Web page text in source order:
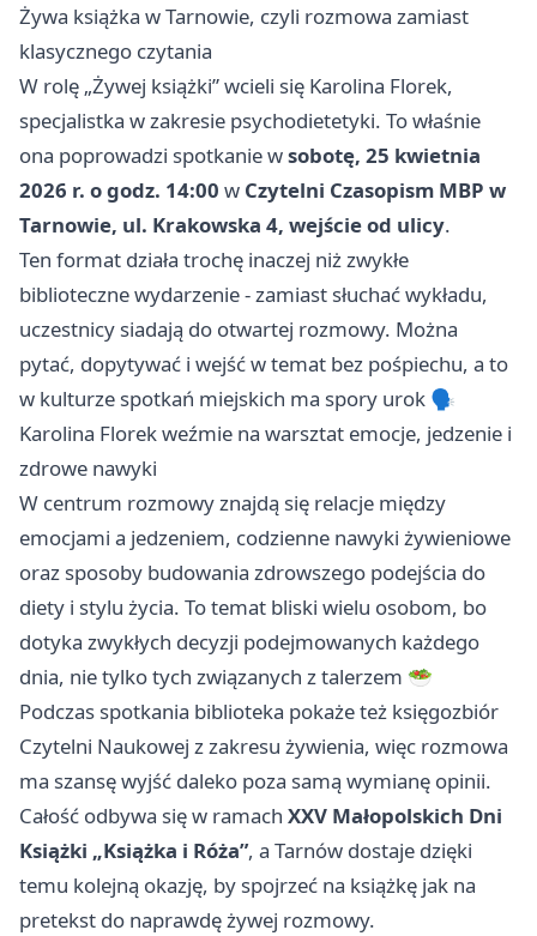
Żywa książka w Tarnowie, czyli rozmowa zamiast
klasycznego czytania
W rolę „Żywej książki” wcieli się Karolina Florek,
specjalistka w zakresie psychodietetyki. To właśnie
ona poprowadzi spotkanie wsobotę, 25 kwietnia
2026 r. o godz. 14:00 w Czytelni Czasopism MBP w
Tarnowie, ul. Krakowska 4, wejście od ulicy.
Ten format działa trochę inaczej niż zwykłe
biblioteczne wydarzenie - zamiast słuchać wykładu,
uczestnicy siadają do otwartej rozmowy. Można
pytać, dopytywać i wejść w temat bez pośpiechu, a to
w kulturze spotkań miejskich ma spory urok 🗣️
Karolina Florek weźmie na warsztat emocje, jedzenie i
zdrowe nawyki
W centrum rozmowy znajdą się relacje między
emocjami a jedzeniem, codzienne nawyki żywieniowe
oraz sposoby budowania zdrowszego podejścia do
diety i stylu życia. To temat bliski wielu osobom, bo
dotyka zwykłych decyzji podejmowanych każdego
dnia, nie tylko tych związanych z talerzem 🥗
Podczas spotkania biblioteka pokaże też księgozbiór
Czytelni Naukowej z zakresu żywienia, więc rozmowa
ma szansę wyjść daleko poza samą wymianę opinii.
Całość odbywa się w ramach XXV Małopolskich Dni
Książki „Książka i Róża”, a Tarnów dostaje dzięki
temu kolejną okazję, by spojrzeć na książkę jak na
pretekst do naprawdę żywej rozmowy.